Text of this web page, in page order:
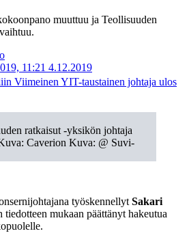
muuttuu ja Teollisuuden
11:21 4.12.2019
Viimeinen YIT-taustainen johtaja ulos
ratkaisut -yksikön johtaja
Caverion Kuva: @ Suvi-
työskennellyt Sakari
tiedotteen mukaan päättänyt hakeutua